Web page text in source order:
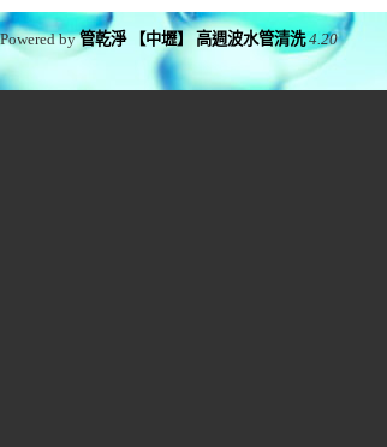
Powered by管乾淨 【中壢】 高週波水管清洗 4.20